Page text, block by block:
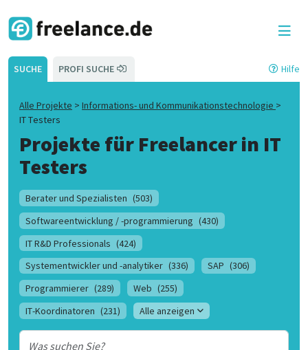
SUCHE PROFI SUCHE Hilfe
Alle Projekte > Informations- und Kommunikationstechnologie >
IT Testers
Projekte für Freelancer in IT
Testers
Berater und Spezialisten (503)
Softwareentwicklung / -programmierung (430)
IT R&D Professionals (424)
Systementwickler und -analytiker (336) SAP (306)
Programmierer (289) Web (255)
IT-Koordinatoren (231) Alle anzeigen